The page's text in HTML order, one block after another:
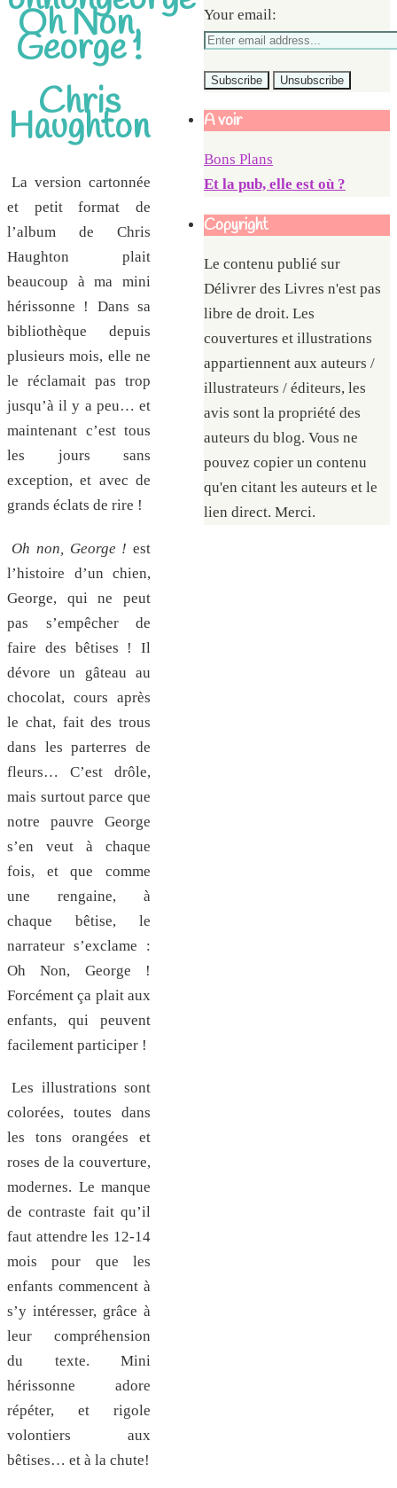
Oh Non,
George !
Chris
Haughton
La version cartonnée
et petit format de
l’album de Chris
Haughton plait
beaucoup à ma mini
hérissonne ! Dans sa
bibliothèque depuis
plusieurs mois, elle ne
le réclamait pas trop
jusqu’à il y a peu… et
maintenant c’est tous
les jours sans
exception, et avec de
grands éclats de rire !
Oh non, George ! est
l’histoire d’un chien,
George, qui ne peut
pas s’empêcher de
faire des bêtises ! Il
dévore un gâteau au
chocolat, cours après
le chat, fait des trous
dans les parterres de
fleurs… C’est drôle,
mais surtout parce que
notre pauvre George
s’en veut à chaque
fois, et que comme
une rengaine, à
chaque bêtise, le
narrateur s’exclame :
Oh Non, George !
Forcément ça plait aux
enfants, qui peuvent
facilement participer !
Les illustrations sont
colorées, toutes dans
les tons orangées et
roses de la couverture,
modernes. Le manque
de contraste fait qu’il
faut attendre les 12-14
mois pour que les
enfants commencent à
s’y intéresser, grâce à
leur compréhension
du texte. Mini
hérissonne adore
répéter, et rigole
volontiers aux
bêtises… et à la chute!
Your email:
A voir
Bons Plans
Et la pub, elle est où ?
Copyright
Le contenu publié sur
Délivrer des Livres n'est pas
libre de droit. Les
couvertures et illustrations
appartiennent aux auteurs /
illustrateurs / éditeurs, les
avis sont la propriété des
auteurs du blog. Vous ne
pouvez copier un contenu
qu'en citant les auteurs et le
lien direct. Merci.